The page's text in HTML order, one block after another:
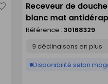
Enregistrer
comme
Receveur de douche
blanc mat
90 cm
Référence : 30168329
Disponibilité selon